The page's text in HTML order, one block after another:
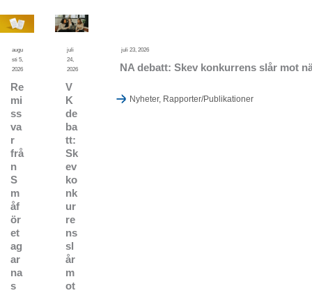
augu
sti 5,
2026
Re
mi
ss
va
r
frå
n
S
m
åf
ör
et
ag
ar
na
s
juli
24,
2026
V
K
de
ba
tt:
Sk
ev
ko
nk
ur
re
ns
sl
år
m
ot
juli 23, 2026
NA debatt: Skev konkurrens slår mot
Nyheter, Rapporter/Publikationer